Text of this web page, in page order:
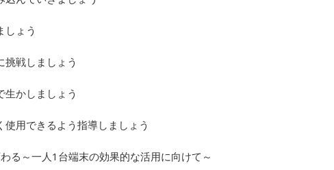
しょう
挑戦しましょう
生かしましょう
用できるよう指導しましょう
る～一人1台端末の効果的な活用に向けて～